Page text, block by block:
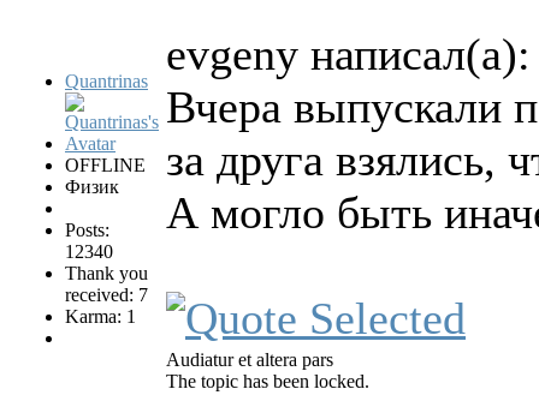
Quantrinas
OFFLINE
Физик
Posts:
12340
Thank you
received: 7
Karma: 1
evgeny написал(а):
Вчера выпускали
за друга взялись,
А могло быть
Audiatur et altera pars
The topic has been locked.